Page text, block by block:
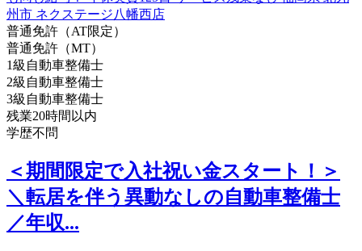
普通免許（AT限定）
普通免許（MT）
1級自動車整備士
2級自動車整備士
3級自動車整備士
残業20時間以内
学歴不問
＜期間限定で入社祝い金スタート！＞
＼転居を伴う異動なしの自動車整備士
／年収...